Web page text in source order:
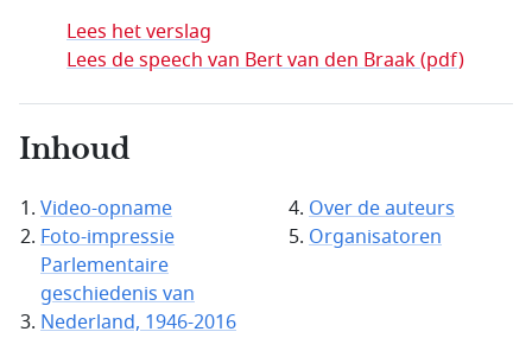
Lees het verslag
Lees de speech van Bert van den Braak (pdf)
Inhoud
Video-opname
Foto-impressie
Parlementaire
geschiedenis van
Nederland, 1946-2016
Over de auteurs
Organisatoren